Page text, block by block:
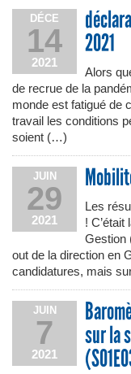
DÉCE
14
2021
2021
Alors
de recrue de la
monde est fatigué de
travail les conditions
soient (…)
JUIN
29
2021
Les
!
Gestion
out de la direction en
candidatures, mais
JUIN
7
2021
sur la